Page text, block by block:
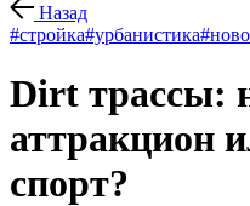
Назад
#стройка#урбанистика
Dirt трассы:
аттракцион
спорт?